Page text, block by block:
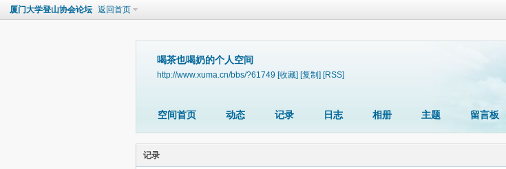
厦门大学登山协会论坛 返回首页
喝茶也喝奶的个人空间
http://www.xuma.cn/bbs/?61749 [收藏] [复制] [RSS]
空间首页 动态 记录 日志 相册 主题 留言板
记录